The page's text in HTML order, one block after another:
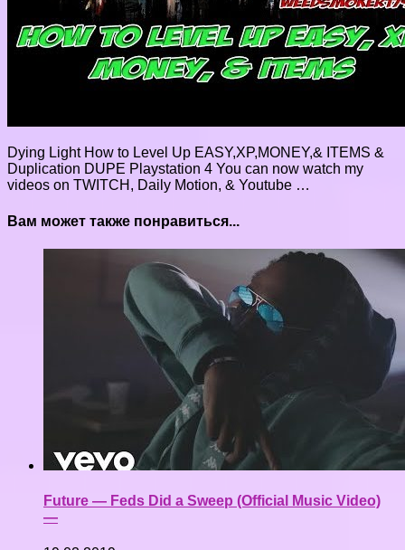
Dying Light How to Level Up EASY,XP,MONEY,& ITEMS &
Duplication DUPE Playstation 4 You can now watch my
videos on TWITCH, Daily Motion, & Youtube …
Вам может также понравиться...
Future — Feds Did a Sweep (Official Music Video)
—